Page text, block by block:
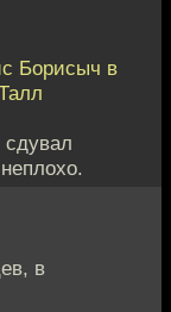
Борисыч в
в